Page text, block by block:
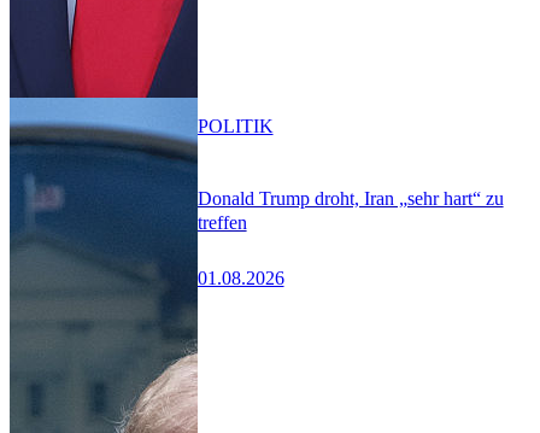
Donald Trump droht, Iran „sehr hart“ zu
treffen
01.08.2026
POLITIK